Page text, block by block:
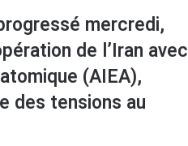
mercredi,
de l’Iran avec
(AIEA),
des tensions au